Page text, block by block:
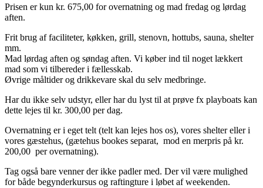
Prisen er kun kr. 675,00 for overnatning og mad fredag og lørdag
aften.
Frit brug af faciliteter, køkken, grill, stenovn, hottubs, sauna, shelter
mm.
Mad lørdag aften og søndag aften. Vi køber ind til noget lækkert
mad som vi tilbereder i fællesskab.
Øvrige måltider og drikkevare skal du selv medbringe.
Har du ikke selv udstyr, eller har du lyst til at prøve fx playboats kan
dette lejes til kr. 300,00 per dag.
Overnatning er i eget telt (telt kan lejes hos os), vores shelter eller i
vores gæstehus, (gætehus bookes separat, mod en merpris på kr.
200,00 per overnatning).
Tag også bare venner der ikke padler med. Der vil være mulighed
for både begynderkursus og raftingture i løbet af weekenden.